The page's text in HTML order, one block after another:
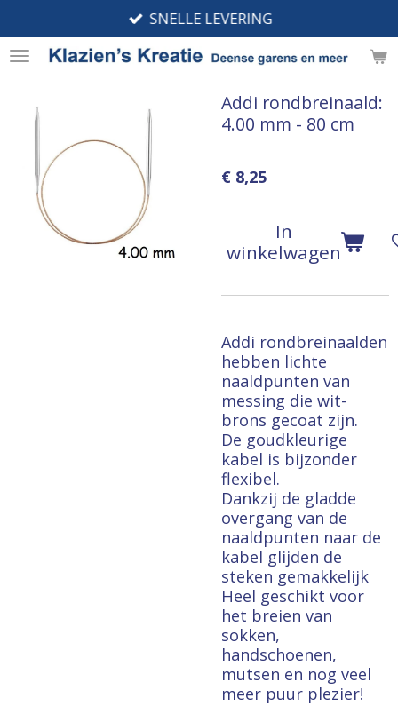
direct
naar
hoofdinhoud
SNELLE LEVERING
Addi rondbreinaald:
4.00 mm - 80 cm
€ 8,25
In
winkelwagen
Addi rondbreinaalden
hebben lichte
naaldpunten van
messing die wit-
brons gecoat zijn.
De goudkleurige
kabel is bijzonder
flexibel.
Dankzij de gladde
overgang van de
naaldpunten naar de
kabel glijden de
steken gemakkelijk
Heel geschikt voor
het breien van
sokken,
handschoenen,
mutsen en nog veel
meer puur plezier!